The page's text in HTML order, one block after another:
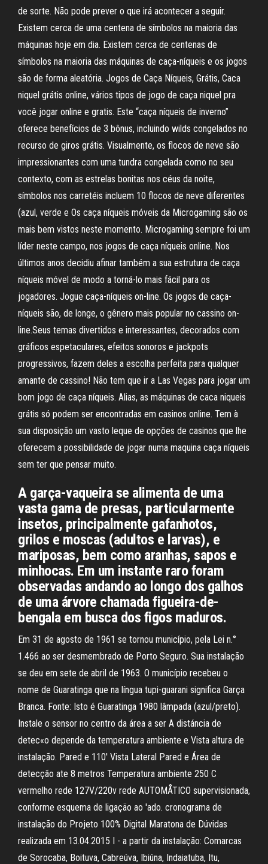
de sorte. Não pode prever o que irá acontecer a seguir.
Existem cerca de uma centena de símbolos na maioria das
máquinas hoje em dia. Existem cerca de centenas de
símbolos na maioria das máquinas de caça-níqueis e os jogos
são de forma aleatória. Jogos de Caça Níqueis, Grátis, Caca
niquel grátis online, vários tipos de jogo de caça niquel pra
você jogar online e gratis. Este “caça níqueis de inverno”
oferece benefícios de 3 bônus, incluindo wilds congelados no
recurso de giros grátis. Visualmente, os flocos de neve são
impressionantes com uma tundra congelada como no seu
contexto, com as estrelas bonitas nos céus da noite,
símbolos nos carretéis incluem 10 flocos de neve diferentes
(azul, verde e Os caça níqueis móveis da Microgaming são os
mais bem vistos neste momento. Microgaming sempre foi um
líder neste campo, nos jogos de caça níqueis online. Nos
últimos anos decidiu afinar também a sua estrutura de caça
níqueis móvel de modo a torná-lo mais fácil para os
jogadores. Jogue caça-níqueis on-line. Os jogos de caça-
níqueis são, de longe, o gênero mais popular no cassino on-
line.Seus temas divertidos e interessantes, decorados com
gráficos espetaculares, efeitos sonoros e jackpots
progressivos, fazem deles a escolha perfeita para qualquer
amante de cassino! Não tem que ir a Las Vegas para jogar um
bom jogo de caça níqueis. Alias, as máquinas de caca niqueis
grátis só podem ser encontradas em casinos online. Tem à
sua disposição um vasto leque de opções de casinos que lhe
oferecem a possibilidade de jogar numa maquina caça níqueis
sem ter que pensar muito.
A garça-vaqueira se alimenta de uma
vasta gama de presas, particularmente
insetos, principalmente gafanhotos,
grilos e moscas (adultos e larvas), e
mariposas, bem como aranhas, sapos e
minhocas. Em um instante raro foram
observadas andando ao longo dos galhos
de uma árvore chamada figueira-de-
bengala em busca dos figos maduros.
Em 31 de agosto de 1961 se tornou município, pela Lei n.°
1.466 ao ser desmembrado de Porto Seguro. Sua instalação
se deu em sete de abril de 1963. O município recebeu o
nome de Guaratinga que na língua tupi-guarani significa Garça
Branca. Fonte: Isto é Guaratinga 1980 lâmpada (azul/preto).
Instale o sensor no centro da área a ser A distáncia de
detec«o depende da temperatura ambiente e Vista altura de
instalação. Pared e 110' Vista Lateral Pared e Área de
detecção ate 8 metros Temperatura ambiente 250 C
vermelho rede 127V/220v rede AUTOMÅTICO supervisionada,
conforme esquema de ligaçäo ao 'ado. cronograma de
instalação do Projeto 100% Digital Maratona de Dúvidas
realizada em 13.04.2015 I - a partir da instalação: Comarcas
de Sorocaba, Boituva, Cabreúva, Ibiúna, Indaiatuba, Itu,